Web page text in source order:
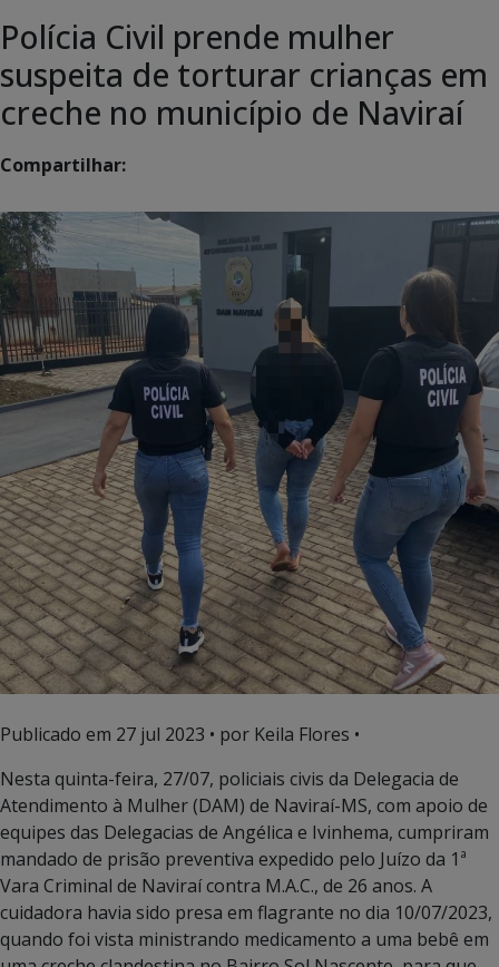
Polícia Civil prende mulher
suspeita de torturar crianças em
creche no município de Naviraí
Compartilhar:
Publicado em 27 jul 2023 • por Keila Flores •
Nesta quinta-feira, 27/07, policiais civis da Delegacia de
Atendimento à Mulher (DAM) de Naviraí-MS, com apoio de
equipes das Delegacias de Angélica e Ivinhema, cumpriram
mandado de prisão preventiva expedido pelo Juízo da 1ª
Vara Criminal de Naviraí contra M.A.C., de 26 anos. A
cuidadora havia sido presa em flagrante no dia 10/07/2023,
quando foi vista ministrando medicamento a uma bebê em